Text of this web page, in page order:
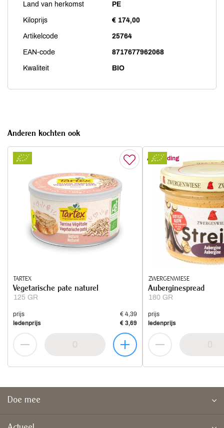
Land van herkomst PE
Kiloprijs € 174,00
Artikelcode 25764
EAN-code 8717677962068
Kwaliteit BIO
Anderen kochten ook
TARTEX
125 GR
Vegetarische pate naturel
prijs
€ 4,39
ledenprijs
€ 3,69
Aanbieding
ZWERGENWIESE
180 GR
Auberginespread
prijs
ledenprijs
Doe mee